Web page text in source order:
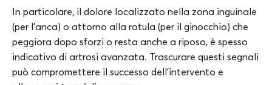
In particolare, il dolore localizzato nella zona inguinale
(per l’anca) o attorno alla rotula (per il ginocchio) che
peggiora dopo sforzi o resta anche a riposo, è spesso
indicativo di artrosi avanzata. Trascurare questi segnali
può compromettere il successo dell’intervento e